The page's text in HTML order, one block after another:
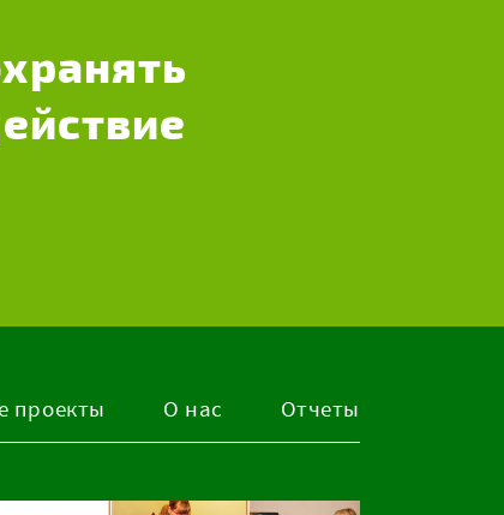
проекты О нас Отчеты